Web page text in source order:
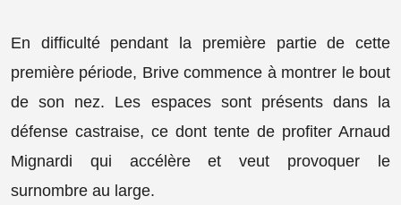
En difficulté pendant la première partie de cette
première période, Brive commence à montrer le bout
de son nez. Les espaces sont présents dans la
défense castraise, ce dont tente de profiter Arnaud
Mignardi qui accélère et veut provoquer le
surnombre au large.